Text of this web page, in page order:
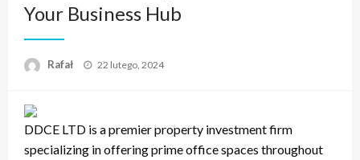
Your Business Hub
Rafał
Opublikowane
22 lutego, 2024
DDCE LTD is a premier property investment firm
specializing in offering prime office spaces throughout